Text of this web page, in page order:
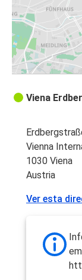
Viena
Vienna
1030 Viena
Austria
Ver esta